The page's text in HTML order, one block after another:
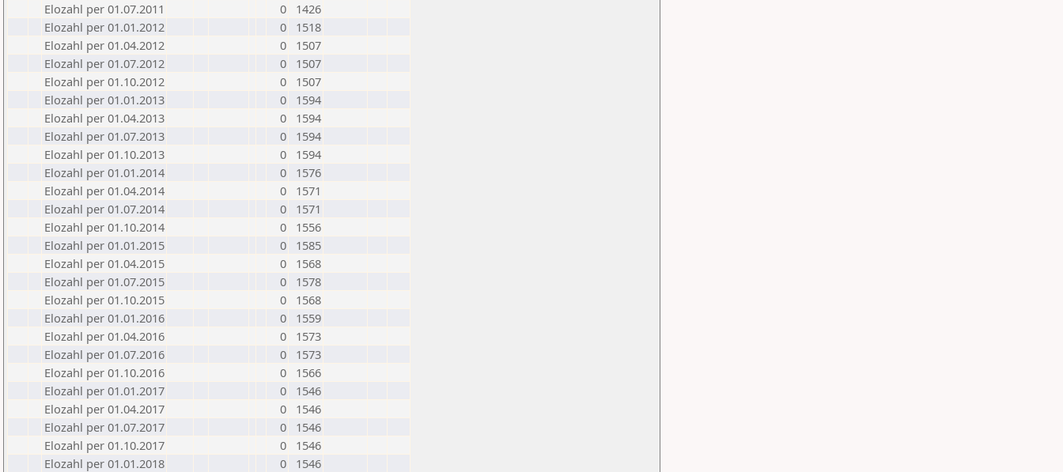
Elozahl per 01.07.2011
0
1426
Elozahl per 01.01.2012
0
1518
Elozahl per 01.04.2012
0
1507
Elozahl per 01.07.2012
0
1507
Elozahl per 01.10.2012
0
1507
Elozahl per 01.01.2013
0
1594
Elozahl per 01.04.2013
0
1594
Elozahl per 01.07.2013
0
1594
Elozahl per 01.10.2013
0
1594
Elozahl per 01.01.2014
0
1576
Elozahl per 01.04.2014
0
1571
Elozahl per 01.07.2014
0
1571
Elozahl per 01.10.2014
0
1556
Elozahl per 01.01.2015
0
1585
Elozahl per 01.04.2015
0
1568
Elozahl per 01.07.2015
0
1578
Elozahl per 01.10.2015
0
1568
Elozahl per 01.01.2016
0
1559
Elozahl per 01.04.2016
0
1573
Elozahl per 01.07.2016
0
1573
Elozahl per 01.10.2016
0
1566
Elozahl per 01.01.2017
0
1546
Elozahl per 01.04.2017
0
1546
Elozahl per 01.07.2017
0
1546
Elozahl per 01.10.2017
0
1546
Elozahl per 01.01.2018
0
1546